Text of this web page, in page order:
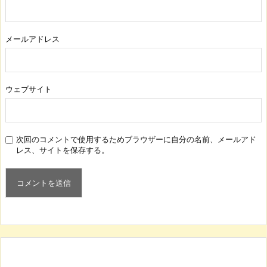
メールアドレス
ウェブサイト
次回のコメントで使用するためブラウザーに自分の名前、メールアド
レス、サイトを保存する。